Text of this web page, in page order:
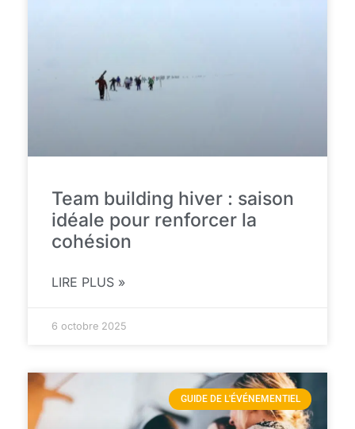
Team building hiver : saison
idéale pour renforcer la
cohésion
LIRE PLUS »
6 octobre 2025
GUIDE DE L'ÉVÉNEMENTIEL